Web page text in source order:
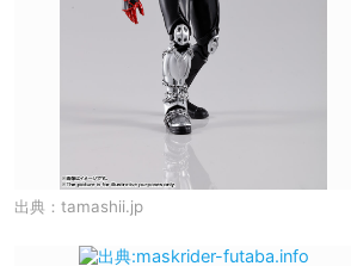
出典： tamashii.jp